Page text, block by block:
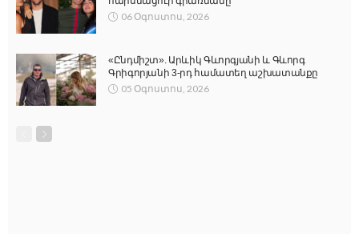
06 Օգոստոս, 2026
«Ընդմիշտ». Արևիկ Գևորգյանի և Գևորգ
Գրիգորյանի 3-րդ համատեղ աշխատանքը
05 Օգոստոս, 2026